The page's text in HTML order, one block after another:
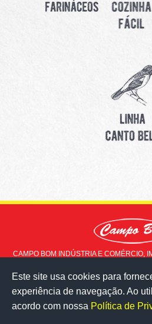
CAMPO BOM INDÚSTRIA E COMÉRCIO,
Rua Doutor Milton Ladeira, 517
Milho Branco - Juiz de Fora - MG
36083-020
Este site usa cookies para
experiência de navegação. Ao
acordo com nossa Política de